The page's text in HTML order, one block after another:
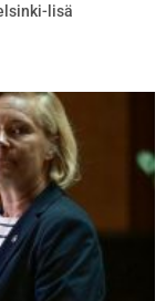
lisä